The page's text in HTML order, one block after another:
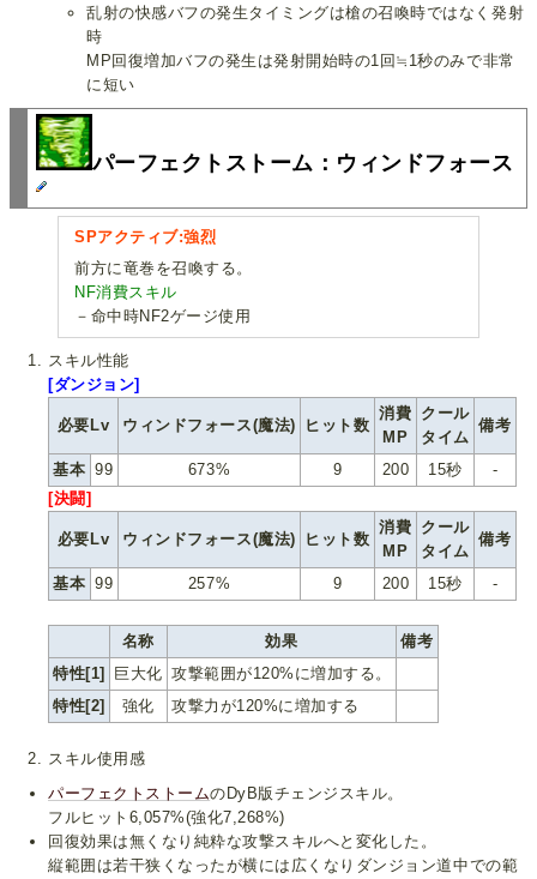
乱射の快感バフの発生タイミングは槍の召喚時ではなく発射
時
MP回復増加バフの発生は発射開始時の1回≒1秒のみで非常
に短い
パーフェクトストーム：ウィンドフォース
SPアクティブ:強烈
前方に竜巻を召喚する。
NF消費スキル
－命中時NF2ゲージ使用
スキル性能
[ダンジョン]
必要Lv ウィンドフォース(魔法) ヒット数
消費
MP
クール
タイム
備考
基本 99 673% 9 200 15秒
-
[決闘]
必要Lv ウィンドフォース(魔法) ヒット数
消費
MP
クール
タイム
備考
基本 99 257% 9 200 15秒 -
名称 効果
備考
特性[1]
巨大化 攻撃範囲が120%に増加する。
特性[2]
強化 攻撃力が120%に増加する
スキル使用感
パーフェクトストームのDyB版チェンジスキル。
フルヒット6,057%(強化7,268%)
回復効果は無くなり純粋な攻撃スキルへと変化した。
縦範囲は若干狭くなったが横には広くなりダンジョン道中での範